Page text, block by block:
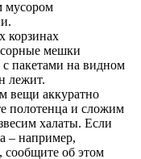
мусором
корзинах
мешки
с пакетами на видном
лежит.
вещи аккуратно
полотенца и сложим
халаты. Если
– например,
сообщите об этом